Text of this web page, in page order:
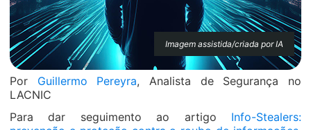
Imagem assistida/criada por IA
Por Guillermo Pereyra, Analista de Segurança no
LACNIC
Para dar seguimento ao artigo Info-Stealers: